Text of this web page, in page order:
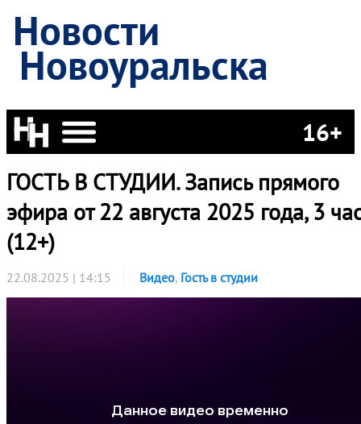
Новости
Новоуральска
16+
ГОСТЬ В СТУДИИ. Запись прямого
эфира от 22 августа 2025 года, 3
(12+)
22.08.2025 | 14:15 Видео, Гость в студии